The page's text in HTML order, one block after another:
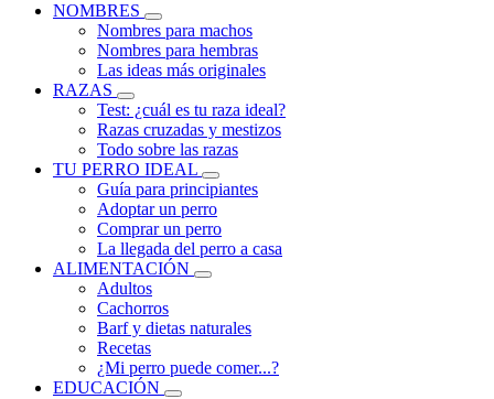
NOMBRES
Nombres para machos
Nombres para hembras
Las ideas más originales
RAZAS
Test: ¿cuál es tu raza ideal?
Razas cruzadas y mestizos
Todo sobre las razas
TU PERRO IDEAL
Guía para principiantes
Adoptar un perro
Comprar un perro
La llegada del perro a casa
ALIMENTACIÓN
Adultos
Cachorros
Barf y dietas naturales
Recetas
¿Mi perro puede comer...?
EDUCACIÓN